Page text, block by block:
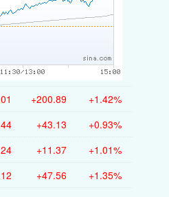
+200.89 +1.42%
+43.13 +0.93%
+11.37 +1.01%
+47.56 +1.35%